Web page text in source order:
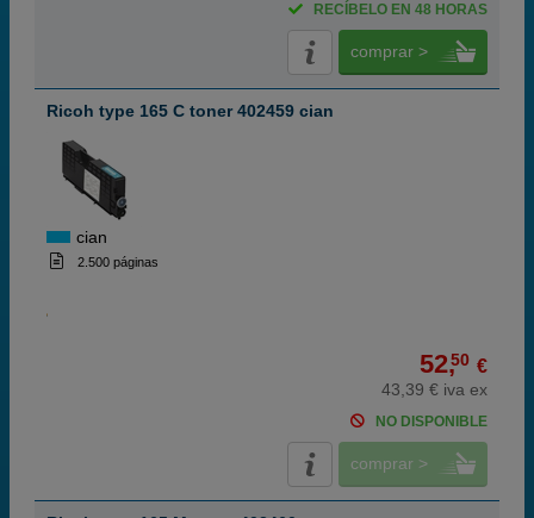
RECÍBELO EN 48 HORAS
comprar >
Ricoh type 165 C toner 402459 cian
cian
2.500 páginas
52,50 €
43,39 € iva ex
NO DISPONIBLE
comprar >